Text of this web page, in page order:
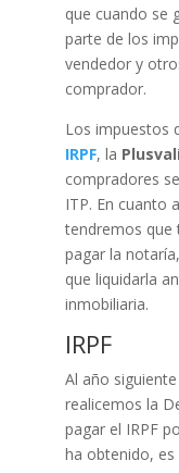
que cuando se
parte de los
vendedor y
comprador.
Los impuestos
IRPF, la
compradores
ITP. En cuanto
tendremos que
pagar la
que liquidarla
inmobiliaria.
IRPF
Al año
realicemos la
pagar el IRPF
ha obtenido, es